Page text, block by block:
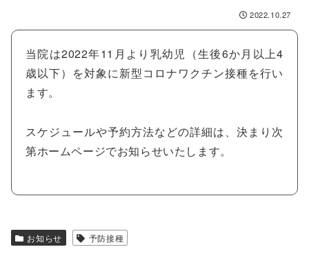
2022.10.27
当院は2022年11月より乳幼児（生後6か月以上4
歳以下）を対象に新型コロナワクチン接種を行い
ます。
スケジュールや予約方法などの詳細は、決まり次
第ホームページでお知らせいたします。
お知らせ 予防接種